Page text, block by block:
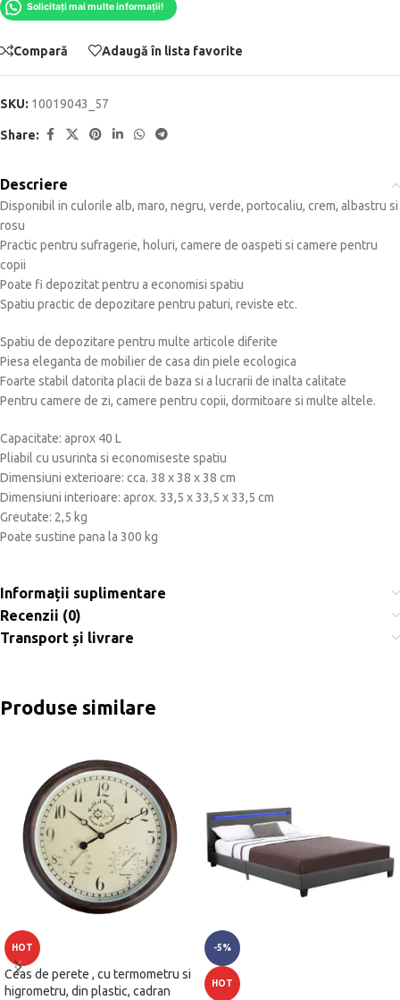
Solicitați mai multe informații!
Compară Adaugă în lista favorite
SKU: 10019043_57
Share:
Descriere
Disponibil in culorile alb, maro, negru, verde, portocaliu, crem, albastru si
rosu
Practic pentru sufragerie, holuri, camere de oaspeti si camere pentru
copii
Poate fi depozitat pentru a economisi spatiu
Spatiu practic de depozitare pentru paturi, reviste etc.
Spatiu de depozitare pentru multe articole diferite
Piesa eleganta de mobilier de casa din piele ecologica
Foarte stabil datorita placii de baza si a lucrarii de inalta calitate
Pentru camere de zi, camere pentru copii, dormitoare si multe altele.
Capacitate: aprox 40 L
Pliabil cu usurinta si economiseste spatiu
Dimensiuni exterioare: cca. 38 x 38 x 38 cm
Dimensiuni interioare: aprox. 33,5 x 33,5 x 33,5 cm
Greutate: 2,5 kg
Poate sustine pana la 300 kg
Informații suplimentare
Recenzii (0)
Transport și livrare
Produse similare
HOT
Ceas de perete , cu termometru si
higrometru, din plastic, cadran
-5%
HOT